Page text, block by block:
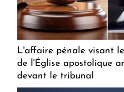
L'affaire pénale visant
de l'Église apostolique
devant le tribunal